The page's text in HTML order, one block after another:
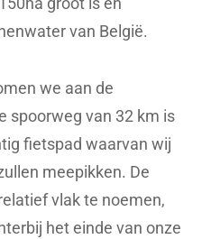
van België.
we aan de
spoorweg van 32 km is
fietspad waarvan wij
meepikken. De
vlak te noemen,
het einde van onze